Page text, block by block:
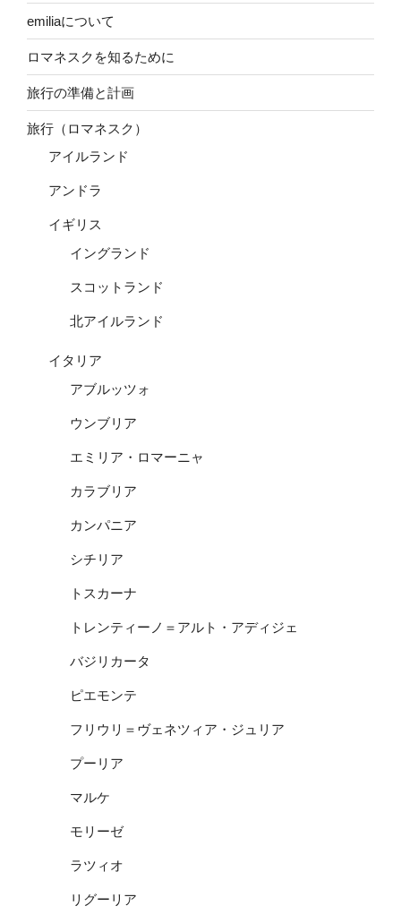
emiliaについて
ロマネスクを知るために
旅行の準備と計画
旅行（ロマネスク）
アイルランド
アンドラ
イギリス
イングランド
スコットランド
北アイルランド
イタリア
アブルッツォ
ウンブリア
エミリア・ロマーニャ
カラブリア
カンパニア
シチリア
トスカーナ
トレンティーノ＝アルト・アディジェ
バジリカータ
ピエモンテ
フリウリ＝ヴェネツィア・ジュリア
プーリア
マルケ
モリーゼ
ラツィオ
リグーリア